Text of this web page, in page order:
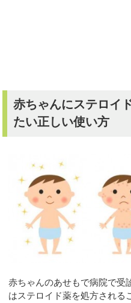
赤ちゃんにステロイ
たい正しい使い方
赤ちゃんのあせもで病院で受
はステロイド薬を処方される